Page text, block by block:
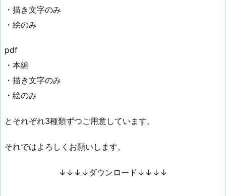
・描き文字のみ
・絵のみ
pdf
・本編
・描き文字のみ
・絵のみ
とそれぞれ3種類ずつご用意しています。
それではよろしくお願いします。
↓↓↓↓ダウンロード↓↓↓↓